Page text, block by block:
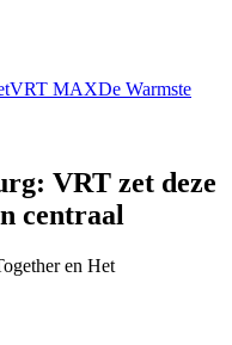
VRT MAXDe Warmste
VRT zet deze
centraal
en Het